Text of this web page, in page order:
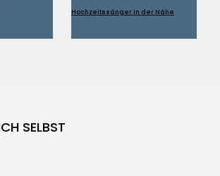
Hochzeitssänger in der Nähe
SELBST